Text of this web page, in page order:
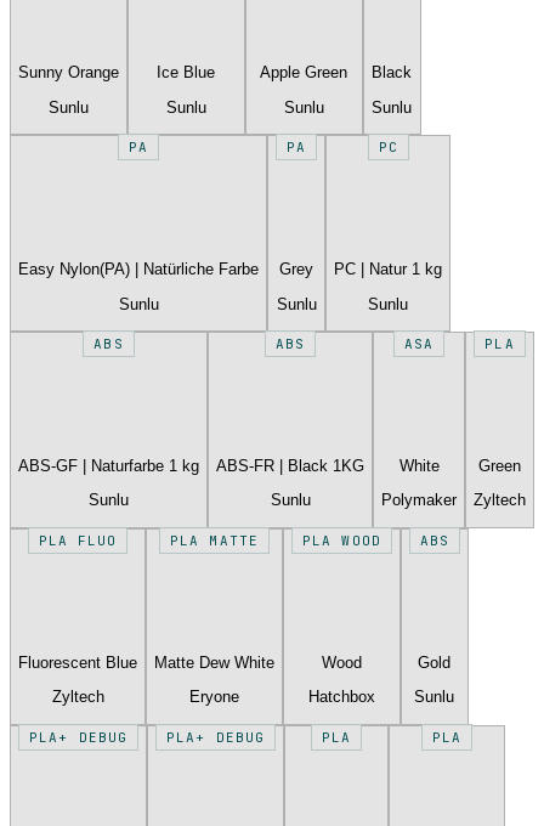
Sunny Orange
Sunlu
Ice Blue
Sunlu
Apple Green
Sunlu
Black
Sunlu
PA
Easy Nylon(PA) | Natürliche Farbe
Sunlu
PA
Grey
Sunlu
PC
PC | Natur 1 kg
Sunlu
ABS
ABS-GF | Naturfarbe 1 kg
Sunlu
ABS
ABS-FR | Black 1KG
Sunlu
ASA
White
Polymaker
PLA
Green
Zyltech
PLA FLUO
Fluorescent Blue
Zyltech
PLA MATTE
Matte Dew White
Eryone
PLA WOOD
Wood
Hatchbox
ABS
Gold
Sunlu
PLA+ DEBUG PLA+ DEBUG PLA PLA